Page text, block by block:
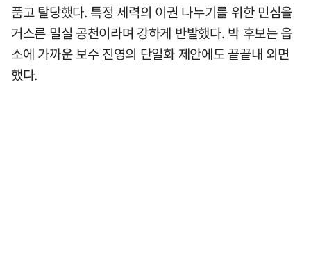
품고 탈당했다. 특정 세력의 이권 나누기를 위한 민심을
거스른 밀실 공천이라며 강하게 반발했다. 박 후보는 읍
소에 가까운 보수 진영의 단일화 제안에도 끝끝내 외면
했다.